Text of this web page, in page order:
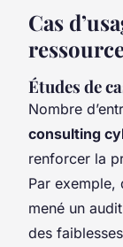
Cas
Études de
Nombre
consulting
renforcer la
Par exemple,
mené un
des